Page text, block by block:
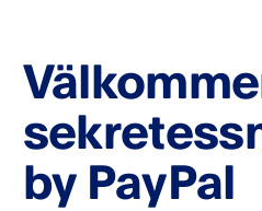
by PayPal